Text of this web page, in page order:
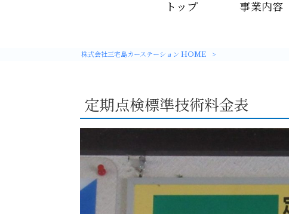
トップ 事業内容
株式会社三宅島カーステーション HOME >
定期点検標準技術料金表